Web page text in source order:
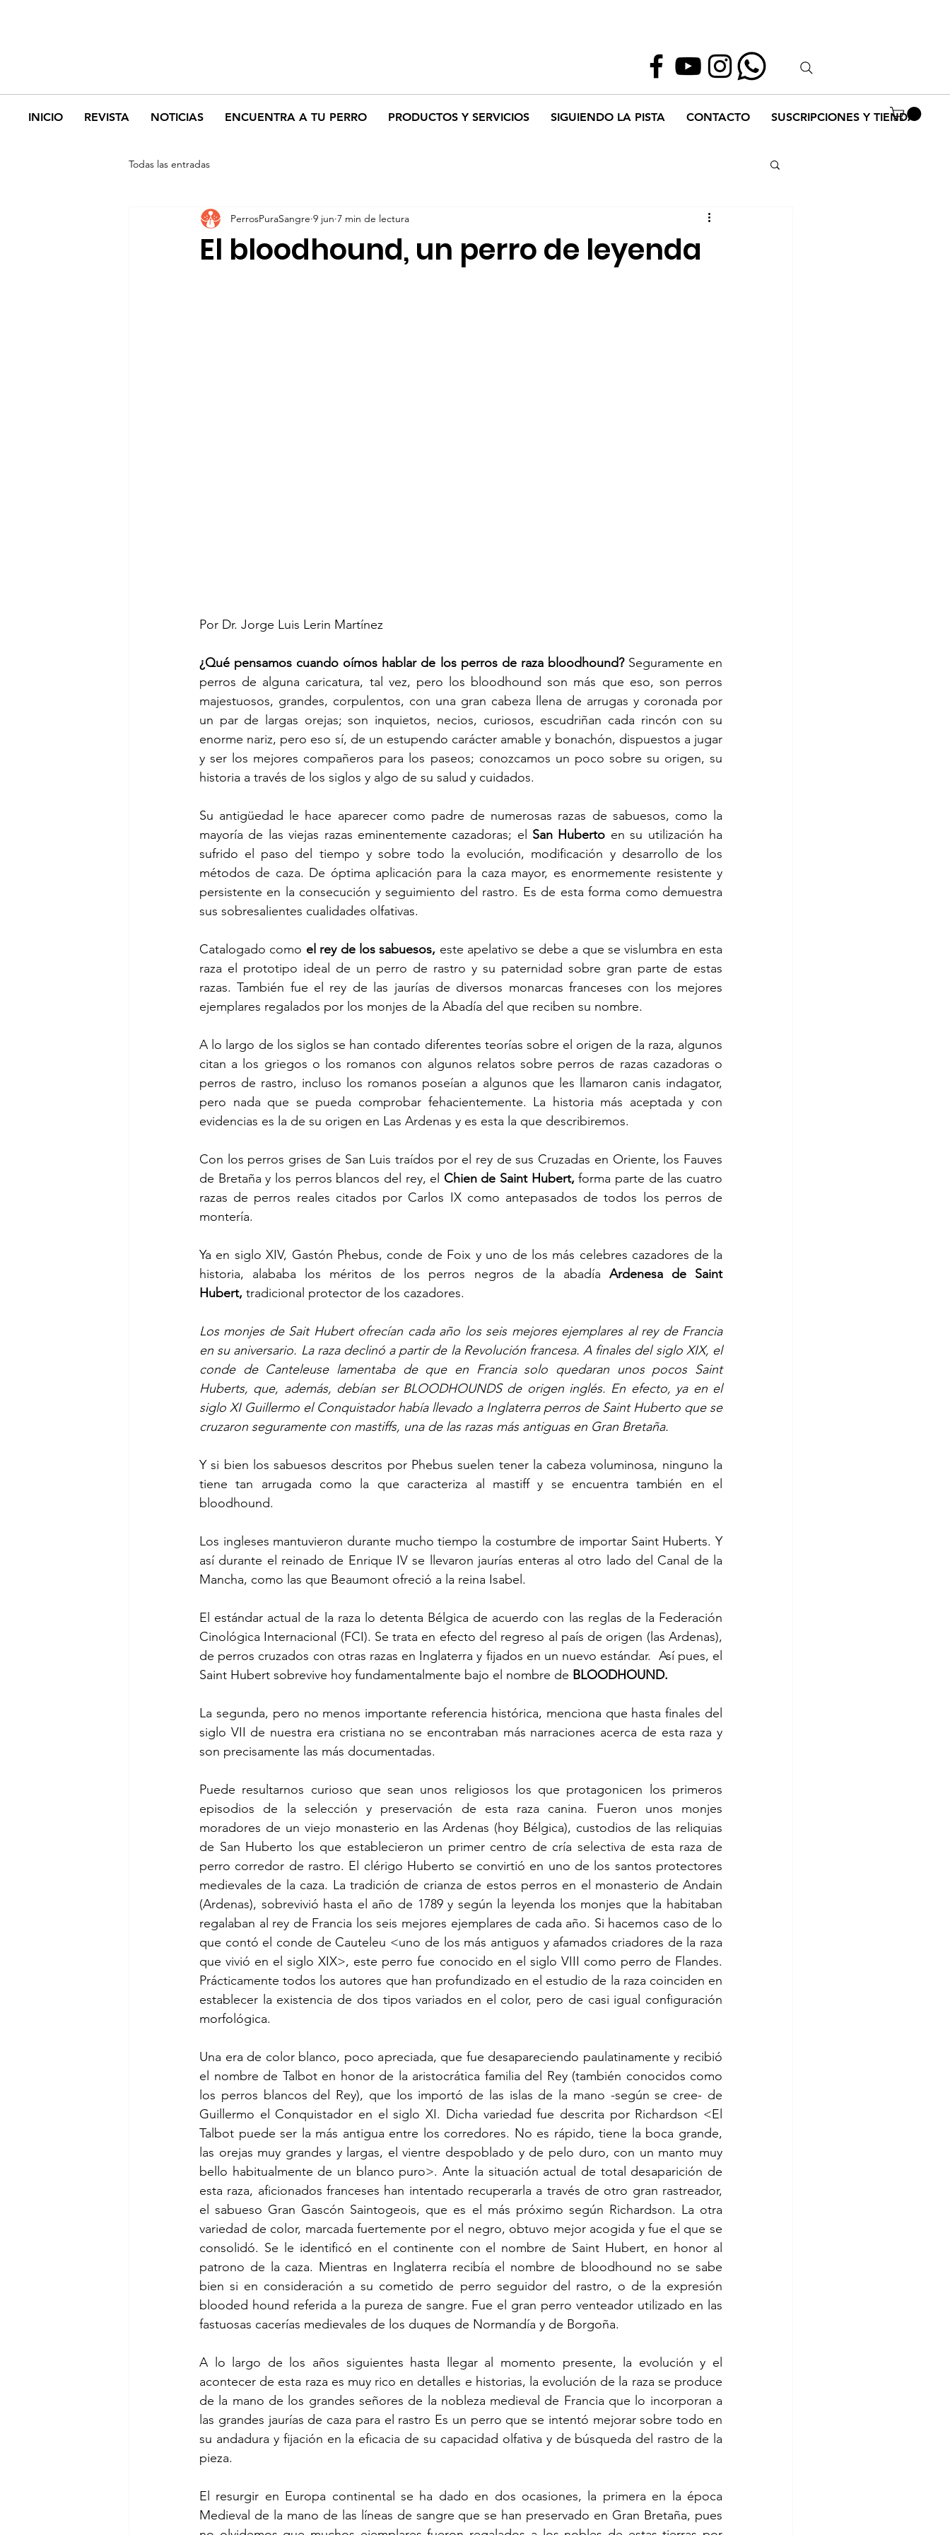
INICIO REVISTA NOTICIAS ENCUENTRA A TU PERRO PRODUCTOS Y SERVICIOS SIGUIENDO LA PISTA CONTACTO SUSCRIPCIONES Y TIENDA
Todas las entradas
El bloodhound, un perro de leyenda
PerrosPuraSangre 9 jun 7 min de lectura
Por Dr. Jorge Luis Lerin Martínez
¿Qué pensamos cuando oímos hablar de los perros de raza bloodhound? Seguramente en
perros de alguna caricatura, tal vez, pero los bloodhound son más que eso, son perros
majestuosos, grandes, corpulentos, con una gran cabeza llena de arrugas y coronada por
un par de largas orejas; son inquietos, necios, curiosos, escudriñan cada rincón con su
enorme nariz, pero eso sí, de un estupendo carácter amable y bonachón, dispuestos a jugar
y ser los mejores compañeros para los paseos; conozcamos un poco sobre su origen, su
historia a través de los siglos y algo de su salud y cuidados.
Su antigüedad le hace aparecer como padre de numerosas razas de sabuesos, como la
mayoría de las viejas razas eminentemente cazadoras; el San Huberto en su utilización ha
sufrido el paso del tiempo y sobre todo la evolución, modificación y desarrollo de los
métodos de caza. De óptima aplicación para la caza mayor, es enormemente resistente y
persistente en la consecución y seguimiento del rastro. Es de esta forma como demuestra
sus sobresalientes cualidades olfativas.
Catalogado como el rey de los sabuesos, este apelativo se debe a que se vislumbra en esta
raza el prototipo ideal de un perro de rastro y su paternidad sobre gran parte de estas
razas. También fue el rey de las jaurías de diversos monarcas franceses con los mejores
ejemplares regalados por los monjes de la Abadía del que reciben su nombre.
A lo largo de los siglos se han contado diferentes teorías sobre el origen de la raza, algunos
citan a los griegos o los romanos con algunos relatos sobre perros de razas cazadoras o
perros de rastro, incluso los romanos poseían a algunos que les llamaron canis indagator,
pero nada que se pueda comprobar fehacientemente. La historia más aceptada y con
evidencias es la de su origen en Las Ardenas y es esta la que describiremos.
Con los perros grises de San Luis traídos por el rey de sus Cruzadas en Oriente, los Fauves
de Bretaña y los perros blancos del rey, el Chien de Saint Hubert, forma parte de las cuatro
razas de perros reales citados por Carlos IX como antepasados de todos los perros de
montería.
Ya en siglo XIV, Gastón Phebus, conde de Foix y uno de los más celebres cazadores de la
historia, alababa los méritos de los perros negros de la abadía Ardenesa de Saint
Hubert, tradicional protector de los cazadores.
Los monjes de Sait Hubert ofrecían cada año los seis mejores ejemplares al rey de Francia
en su aniversario. La raza declinó a partir de la Revolución francesa. A finales del siglo XIX, el
conde de Canteleuse lamentaba de que en Francia solo quedaran unos pocos Saint
Huberts, que, además, debían ser BLOODHOUNDS de origen inglés. En efecto, ya en el
siglo XI Guillermo el Conquistador había llevado a Inglaterra perros de Saint Huberto que se
cruzaron seguramente con mastiffs, una de las razas más antiguas en Gran Bretaña.
Y si bien los sabuesos descritos por Phebus suelen tener la cabeza voluminosa, ninguno la
tiene tan arrugada como la que caracteriza al mastiff y se encuentra también en el
bloodhound.
Los ingleses mantuvieron durante mucho tiempo la costumbre de importar Saint Huberts. Y
así durante el reinado de Enrique IV se llevaron jaurías enteras al otro lado del Canal de la
Mancha, como las que Beaumont ofreció a la reina Isabel.
El estándar actual de la raza lo detenta Bélgica de acuerdo con las reglas de la Federación
Cinológica Internacional (FCI). Se trata en efecto del regreso al país de origen (las Ardenas),
de perros cruzados con otras razas en Inglaterra y fijados en un nuevo estándar.  Así pues, el
Saint Hubert sobrevive hoy fundamentalmente bajo el nombre de BLOODHOUND.
La segunda, pero no menos importante referencia histórica, menciona que hasta finales del
siglo VII de nuestra era cristiana no se encontraban más narraciones acerca de esta raza y
son precisamente las más documentadas.
Puede resultarnos curioso que sean unos religiosos los que protagonicen los primeros
episodios de la selección y preservación de esta raza canina. Fueron unos monjes
moradores de un viejo monasterio en las Ardenas (hoy Bélgica), custodios de las reliquias
de San Huberto los que establecieron un primer centro de cría selectiva de esta raza de
perro corredor de rastro. El clérigo Huberto se convirtió en uno de los santos protectores
medievales de la caza. La tradición de crianza de estos perros en el monasterio de Andain
(Ardenas), sobrevivió hasta el año de 1789 y según la leyenda los monjes que la habitaban
regalaban al rey de Francia los seis mejores ejemplares de cada año. Si hacemos caso de lo
que contó el conde de Cauteleu <uno de los más antiguos y afamados criadores de la raza
que vivió en el siglo XIX>, este perro fue conocido en el siglo VIII como perro de Flandes.
Prácticamente todos los autores que han profundizado en el estudio de la raza coinciden en
establecer la existencia de dos tipos variados en el color, pero de casi igual configuración
morfológica.
Una era de color blanco, poco apreciada, que fue desapareciendo paulatinamente y recibió
el nombre de Talbot en honor de la aristocrática familia del Rey (también conocidos como
los perros blancos del Rey), que los importó de las islas de la mano -según se cree- de
Guillermo el Conquistador en el siglo XI. Dicha variedad fue descrita por Richardson <El
Talbot puede ser la más antigua entre los corredores. No es rápido, tiene la boca grande,
las orejas muy grandes y largas, el vientre despoblado y de pelo duro, con un manto muy
bello habitualmente de un blanco puro>. Ante la situación actual de total desaparición de
esta raza, aficionados franceses han intentado recuperarla a través de otro gran rastreador,
el sabueso Gran Gascón Saintogeois, que es el más próximo según Richardson. La otra
variedad de color, marcada fuertemente por el negro, obtuvo mejor acogida y fue el que se
consolidó. Se le identificó en el continente con el nombre de Saint Hubert, en honor al
patrono de la caza. Mientras en Inglaterra recibía el nombre de bloodhound no se sabe
bien si en consideración a su cometido de perro seguidor del rastro, o de la expresión
blooded hound referida a la pureza de sangre. Fue el gran perro venteador utilizado en las
fastuosas cacerías medievales de los duques de Normandía y de Borgoña.
A lo largo de los años siguientes hasta llegar al momento presente, la evolución y el
acontecer de esta raza es muy rico en detalles e historias, la evolución de la raza se produce
de la mano de los grandes señores de la nobleza medieval de Francia que lo incorporan a
las grandes jaurías de caza para el rastro Es un perro que se intentó mejorar sobre todo en
su andadura y fijación en la eficacia de su capacidad olfativa y de búsqueda del rastro de la
pieza.
El resurgir en Europa continental se ha dado en dos ocasiones, la primera en la época
Medieval de la mano de las líneas de sangre que se han preservado en Gran Bretaña, pues